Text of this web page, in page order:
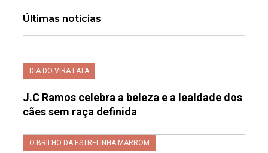
Últimas notícias
DIA DO VIRA-LATA
J.C Ramos celebra a beleza e a lealdade dos
cães sem raça definida
O BRILHO DA ESTRELINHA MARROM